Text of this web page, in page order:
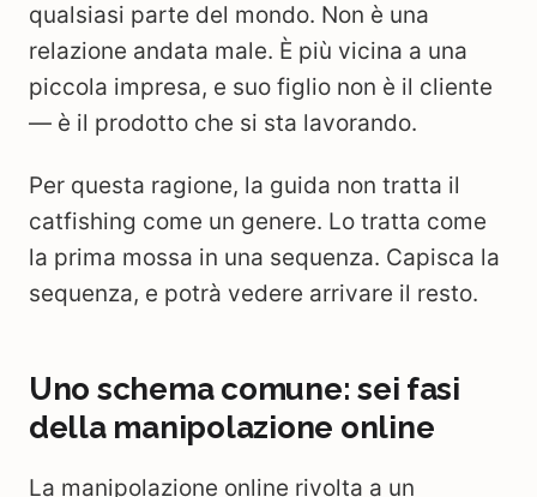
qualsiasi parte del mondo. Non è una
relazione andata male. È più vicina a una
piccola impresa, e suo figlio non è il cliente
— è il prodotto che si sta lavorando.
Per questa ragione, la guida non tratta il
catfishing come un genere. Lo tratta come
la prima mossa in una sequenza. Capisca la
sequenza, e potrà vedere arrivare il resto.
Uno schema comune: sei fasi
della manipolazione online
La manipolazione online rivolta a un